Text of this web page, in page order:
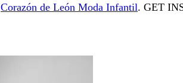
Corazón de León Moda Infantil. GET